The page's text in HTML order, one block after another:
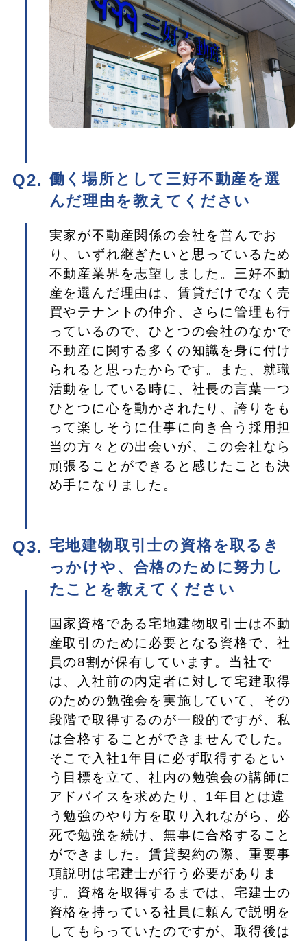
働く場所として三好不動産を選
んだ理由を教えてください
実家が不動産関係の会社を営んでお
り、いずれ継ぎたいと思っているため
不動産業界を志望しました。三好不動
産を選んだ理由は、賃貸だけでなく売
買やテナントの仲介、さらに管理も行
っているので、ひとつの会社のなかで
不動産に関する多くの知識を身に付け
られると思ったからです。また、就職
活動をしている時に、社長の言葉一つ
ひとつに心を動かされたり、誇りをも
って楽しそうに仕事に向き合う採用担
当の方々との出会いが、この会社なら
頑張ることができると感じたことも決
め手になりました。
宅地建物取引士の資格を取るき
っかけや、合格のために努力し
たことを教えてください
国家資格である宅地建物取引士は不動
産取引のために必要となる資格で、社
員の8割が保有しています。当社で
は、入社前の内定者に対して宅建取得
のための勉強会を実施していて、その
段階で取得するのが一般的ですが、私
は合格することができませんでした。
そこで入社1年目に必ず取得するとい
う目標を立て、社内の勉強会の講師に
アドバイスを求めたり、1年目とは違
う勉強のやり方を取り入れながら、必
死で勉強を続け、無事に合格すること
ができました。賃貸契約の際、重要事
項説明は宅建士が行う必要がありま
す。資格を取得するまでは、宅建士の
資格を持っている社員に頼んで説明を
してもらっていたのですが、取得後は